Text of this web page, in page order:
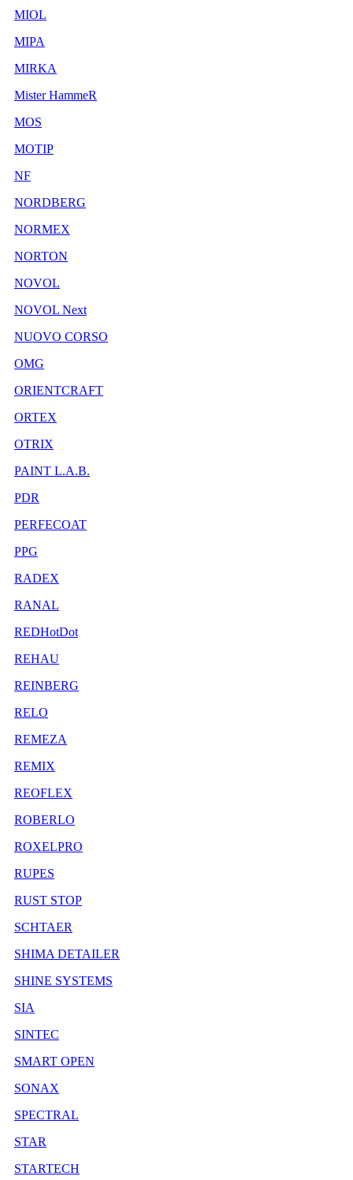
MIOL
MIPA
MIRKA
Mister HammeR
MOS
MOTIP
NF
NORDBERG
NORMEX
NORTON
NOVOL
NOVOL Next
NUOVO CORSO
OMG
ORIENTCRAFT
ORTEX
OTRIX
PAINT L.A.B.
PDR
PERFECOAT
PPG
RADEX
RANAL
REDHotDot
REHAU
REINBERG
RELO
REMEZA
REMIX
REOFLEX
ROBERLO
ROXELPRO
RUPES
RUST STOP
SCHTAER
SHIMA DETAILER
SHINE SYSTEMS
SIA
SINTEC
SMART OPEN
SONAX
SPECTRAL
STAR
STARTECH